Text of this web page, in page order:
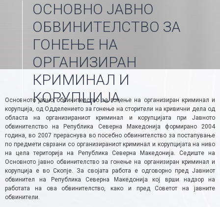
ОСНОВНО ЈАВНО
ОБВИНИТЕЛСТВО ЗА
ГОНЕЊЕ НА
ОРГАНИЗИРАН
КРИМИНАЛ И
КОРУПЦИЈА
Основното јавно обвинителство за гонење на организиран криминал и
корупција, од Одделението за гонење на сторители на кривични дела од
областа на организираниот криминал и корупцијата при Јавното
обвинителство на Република Северна Македонија формирано 2004
година, во 2007 прераснува во посебно обвинителство за постапување
по предмети сврзани со организираниот криминал и корупцијата на ниво
на цела територија на Република Северна Македонија. Седиште на
Основното јавно обвинителство за гонење на организиран криминал и
корупција е во Скопје. За својата работа е одговорно пред Јавниот
обвинител на Република Северна Македонија кој врши надзор на
работата на ова обвинителство, како и пред Советот на јавните
обвинители.